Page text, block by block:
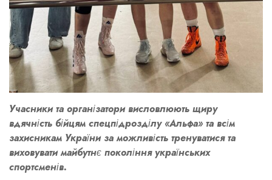
Учасники та організатори висловлюють щиру
вдячність бійцям спецпідрозділу «Альфа» та всім
захисникам України за можливість тренуватися та
виховувати майбутнє покоління українських
спортсменів.